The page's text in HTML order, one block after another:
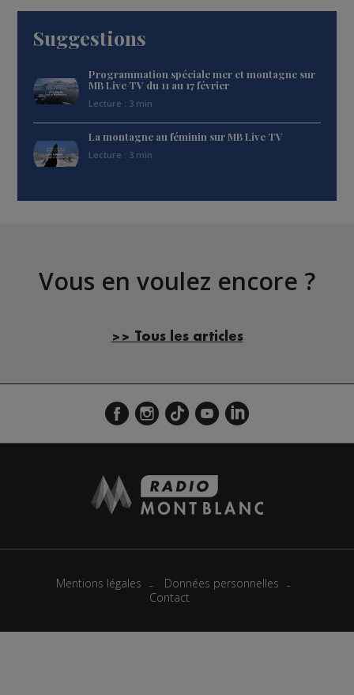
Suggestions
Programmation spéciale mer et montagne sur
MB Live TV du 11 au 17 février
Lecture : 3 min
La montagne au féminin sur MB Live TV
Lecture : 3 min
Vous en voulez encore ?
>> Tous les articles
Mentions légales
Données personnelles
Contact